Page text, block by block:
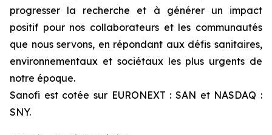
progresser la recherche et à générer un impact
positif pour nos collaborateurs et les communautés
que nous servons, en répondant aux défis sanitaires,
environnementaux et sociétaux les plus urgents de
notre époque.
Sanofi est cotée sur EURONEXT : SAN et NASDAQ :
SNY.